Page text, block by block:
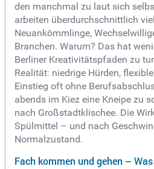
den manchmal zu laut sich
arbeiten überdurchschnittlich
Neuankömmlinge,
Branchen. Warum? Das hat
Berliner Kreativitätspfaden zu
Realität: niedrige Hürden,
Einstieg oft ohne
abends im Kiez eine Kneipe zu
nach Großstadtklischee. Die
Spülmittel – und nach
Normalzustand.
Fach kommen und gehen –